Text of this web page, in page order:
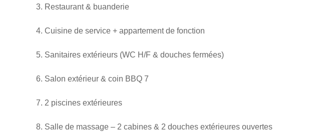
3. Restaurant & buanderie
4. Cuisine de service + appartement de fonction
5. Sanitaires extérieurs (WC H/F & douches fermées)
6. Salon extérieur & coin BBQ 7
7. 2 piscines extérieures
8. Salle de massage – 2 cabines & 2 douches extérieures ouvertes